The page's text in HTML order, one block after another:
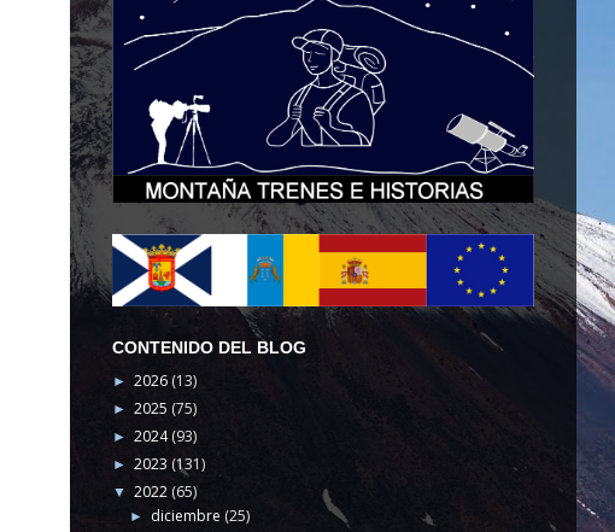
CONTENIDO DEL BLOG
► 2026(13)
► 2025 (75)
► 2024(93)
► 2023 (131)
▼ 2022 (65)
► diciembre (25)